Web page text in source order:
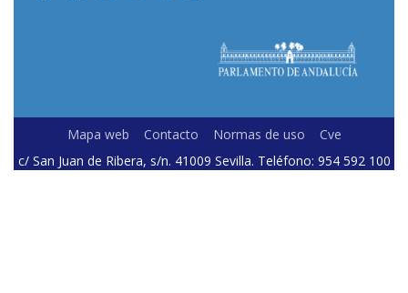
Mapa web Contacto Normas de uso
Cve
c/ San Juan de Ribera, s/n. 41009 Sevilla. Teléfono: 954 592 100